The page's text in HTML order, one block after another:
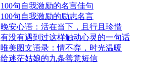
100句自我激励的名言佳句
100句自我激励的励志名言
晚安心语：活在当下，且行且珍惜
有没有遇到过这样触动心灵的一句话
唯美图文语录：情不弃，时光温暖
给迷茫姑娘的九条善意短信